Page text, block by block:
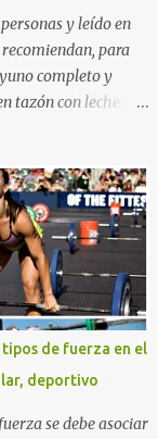
corporal para
y lucir un
apliques
para mujeres
GRANDES,
Y UN ABDOMEN
TABLA DE
rutina...
y leído en
para
completo y
tazón con leche y
lactosa). Otros
recomiendan
acompañadas de un
nada agradable
lo cual
alta de
provocar molestias
mezclas de
deberías evitar en
inclusive
de fuerza en el
deportivo
se debe asociar